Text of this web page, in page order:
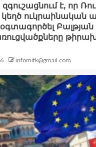
է, որ
ուկրաինական
Բալթյան
infomitk@gmail.com